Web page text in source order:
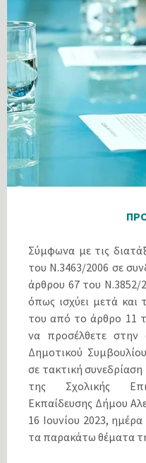
Σύμφωνα με τις
του Ν.3463/2006 σε
άρθρου 67 του N.3852/
όπως ισχύει μετά και
του από το άρθρο 11
να προσέλθετε στην
Δημοτικού
σε τακτική
της Σχολικής
Εκπαίδευσης Δήμου
16 Ιουνίου 2023,
τα παρακάτω θέματα